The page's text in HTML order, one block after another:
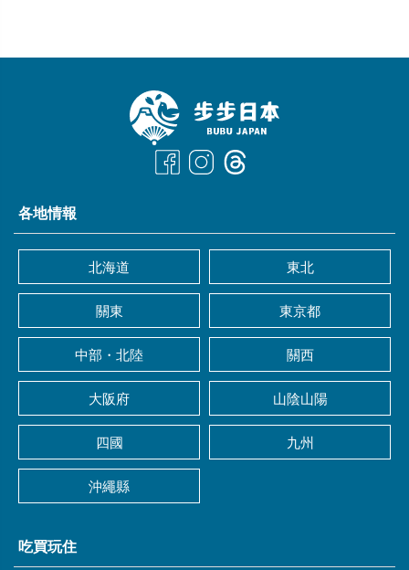
各地情報
北海道 東北
關東 東京都
中部・北陸 關西
大阪府 山陰山陽
四國 九州
沖繩縣
吃買玩住